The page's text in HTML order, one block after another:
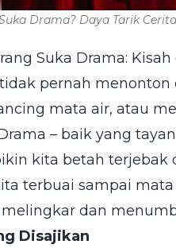
Drama? Daya Tarik
Suka Drama:
pernah
mata air, atau
– baik yang
kita betah terjebak
terbuai sampai
dan
Disajikan